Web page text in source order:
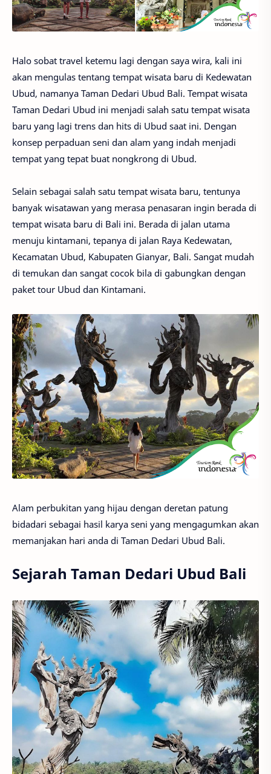
Halo sobat travel ketemu lagi dengan saya wira, kali ini
akan mengulas tentang tempat wisata baru di Kedewatan
Ubud, namanya Taman Dedari Ubud Bali. Tempat wisata
Taman Dedari Ubud ini menjadi salah satu tempat wisata
baru yang lagi trens dan hits di Ubud saat ini. Dengan
konsep perpaduan seni dan alam yang indah menjadi
tempat yang tepat buat nongkrong di Ubud.
Selain sebagai salah satu tempat wisata baru, tentunya
banyak wisatawan yang merasa penasaran ingin berada di
tempat wisata baru di Bali ini. Berada di jalan utama
menuju kintamani, tepanya di jalan Raya Kedewatan,
Kecamatan Ubud, Kabupaten Gianyar, Bali. Sangat mudah
di temukan dan sangat cocok bila di gabungkan dengan
paket tour Ubud dan Kintamani.
Alam perbukitan yang hijau dengan deretan patung
bidadari sebagai hasil karya seni yang mengagumkan akan
memanjakan hari anda di Taman Dedari Ubud Bali.
Sejarah Taman Dedari Ubud Bali